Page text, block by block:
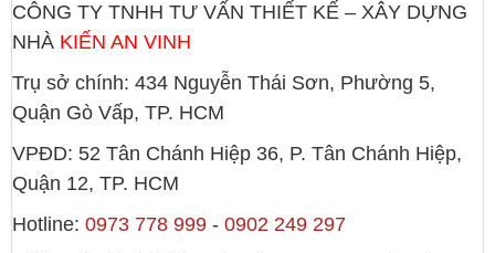
CÔNG TY TNHH TƯ VẤN THIẾT KẾ – XÂY DỰNG
NHÀ KIẾN AN VINH
Trụ sở chính: 434 Nguyễn Thái Sơn, Phường 5,
Quận Gò Vấp, TP. HCM
VPĐD: 52 Tân Chánh Hiệp 36, P. Tân Chánh Hiệp,
Quận 12, TP. HCM
Hotline: 0973 778 999 - 0902 249 297